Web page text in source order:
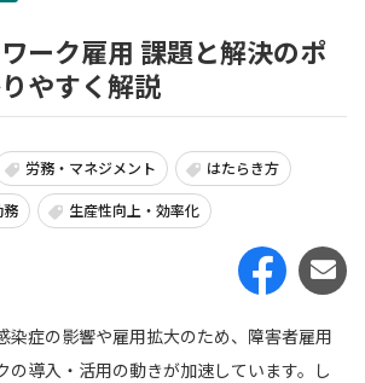
ーク雇用 課題と解決のポ
やすく解説
労務・マネジメント はたらき方
務 生産性向上・効率化
染症の影響や雇用拡大のため、障害者雇用
の導入・活用の動きが加速しています。し